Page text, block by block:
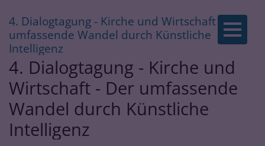
Zum Inhalt springen
4. Dialogtagung - Kirche und Wirtschaft - Der
umfassende Wandel durch Künstliche
Intelligenz
4. Dialogtagung - Kirche und
Wirtschaft - Der umfassende
Wandel durch Künstliche
Intelligenz